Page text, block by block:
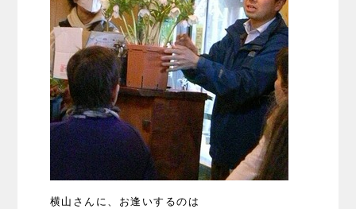
横山さんに、お逢いするのは